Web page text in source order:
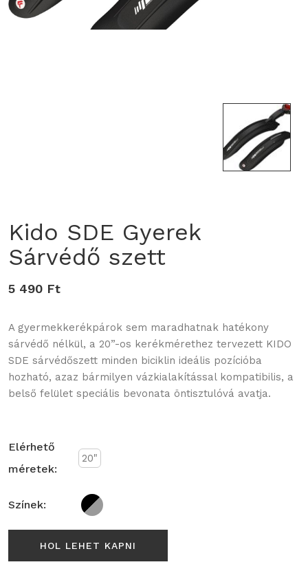
Kido SDE Gyerek
Sárvédő szett
5 490 Ft
A gyermekkerékpárok sem maradhatnak hatékony
sárvédő nélkül, a 20”-os kerékmérethez tervezett KIDO
SDE sárvédőszett minden biciklin ideális pozícióba
hozható, azaz bármilyen vázkialakítással kompatibilis, a
belső felület speciális bevonata öntisztulóvá avatja.
Elérhető
méretek:
20"
Színek:
HOL LEHET KAPNI